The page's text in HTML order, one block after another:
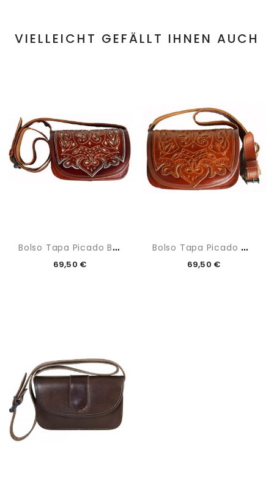
VIELLEICHT GEFÄLLT IHNEN AUCH
B
Olso Tapa Picado Blanco
69,50 €
B
Olso Tapa Picado Marrón
69,50 €